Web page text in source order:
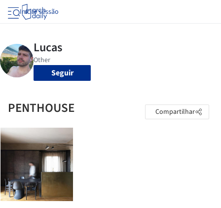
Iniciar sessão
Seguir
PENTHOUSE Compartilhar